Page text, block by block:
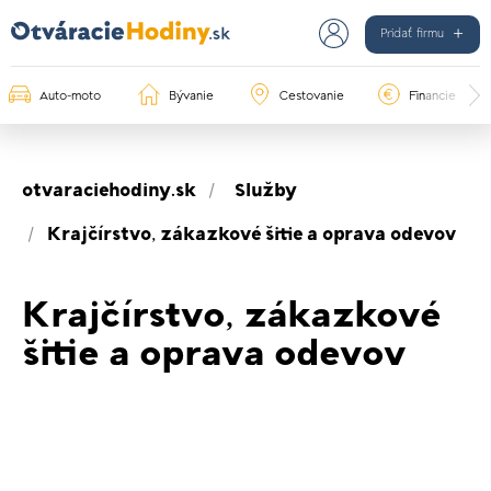
Pridať firmu
Auto-moto Bývanie Cestovanie Financie
otvaraciehodiny.sk Služby
Krajčírstvo, zákazkové šitie a oprava odevov
Krajčírstvo, zákazkové
šitie a oprava odevov